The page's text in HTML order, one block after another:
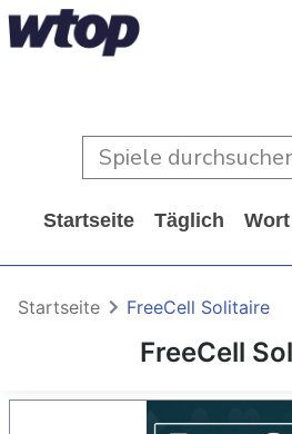
Startseite Täglich Wort
FreeCell
Startseite FreeCell Solitaire